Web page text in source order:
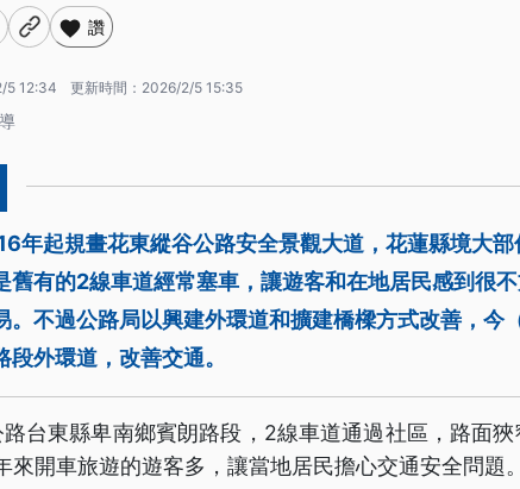
讚
5 12:34 更新時間： 2026/2/5 15:35
年起規畫花東縱谷公路安全景觀大道，花蓮縣境大
舊有的2線車道經常塞車，讓遊客和在地居民感到很
。不過公路局以興建外環道和擴建橋樑方式改善，
段外環道，改善交通。
台東縣卑南鄉賓朗路段，2線車道通過社區，路面狹
來開車旅遊的遊客多，讓當地居民擔心交通安全問題。